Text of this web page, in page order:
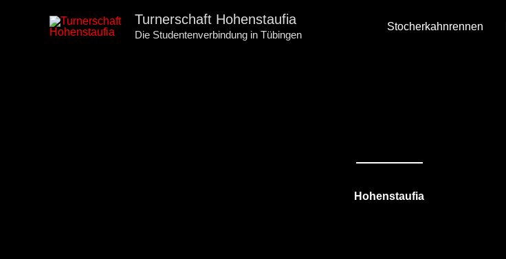
Turnerschaft Hohenstaufia
Die Studentenverbindung in Tübingen
Stocherkahnrennen
Hohenstaufia